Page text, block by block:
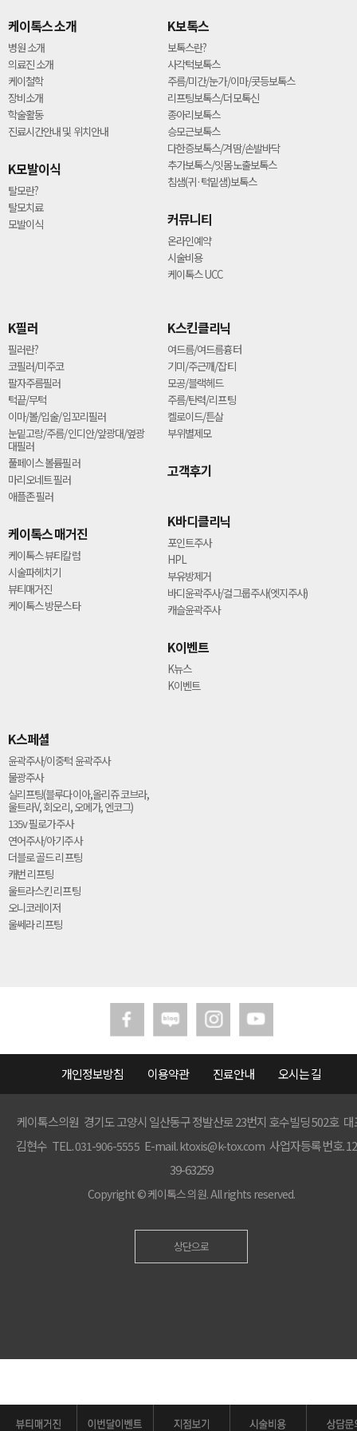
케이톡스 소개
병원 소개
의료진 소개
케이철학
장비소개
학술활동
진료시간안내 및 위치안내
K모발이식
탈모란?
탈모치료
모발이식
K보톡스
보톡스란?
사각턱보톡스
주름/미간/눈가/이마/콧등보톡스
리프팅보톡스/더모톡신
종아리보톡스
승모근보톡스
다한증보톡스/겨땀/손발바닥
추가보톡스/잇몸노출보톡스
침샘(귀·턱밑샘)보톡스
커뮤니티
온라인예약
시술비용
케이톡스 UCC
K필러
필러란?
코필러/미주코
팔자주름필러
턱끝/무턱
이마/볼/입술/입꼬리필러
눈밑고랑/주름/인디안/앞광대/옆광
대필러
풀페이스 볼륨필러
마리오네트 필러
애플존 필러
케이톡스 매거진
케이톡스 뷰티칼럼
시술파헤치기
뷰티매거진
케이톡스 방문스타
K스킨클리닉
여드름/여드름흉터
기미/주근깨/잡티
모공/블랙헤드
주름/탄력/리프팅
켈로이드/튼살
부위별제모
고객후기
K바디클리닉
포인트주사
HPL
부유방제거
바디윤곽주사/걸그룹주사(엣지주사)
캐슬윤곽주사
K이벤트
K뉴스
K이벤트
K스페셜
윤곽주사/이중턱 윤곽주사
물광주사
실리프팅(블루다이아,올리쥬 코브라,
울트라V, 회오리, 오메가, 엔코그)
135v 필로가주사
연어주사/아기주사
더블로 골드 리프팅
캐번 리프팅
울트라스킨 리프팅
오니코레이저
울쎄라 리프팅
개인정보방침 이용약관 진료안내 오시는 길
케이톡스의원 경기도 고양시 일산동구 정발산로 23번지 호수빌딩 502호 대
김현수 TEL.031-906-5555E-mail. ktoxis@k-tox.com 사업자등록번호.
39-63259
Copyright ©케이톡스 의원.All rights reserved.
상단으로